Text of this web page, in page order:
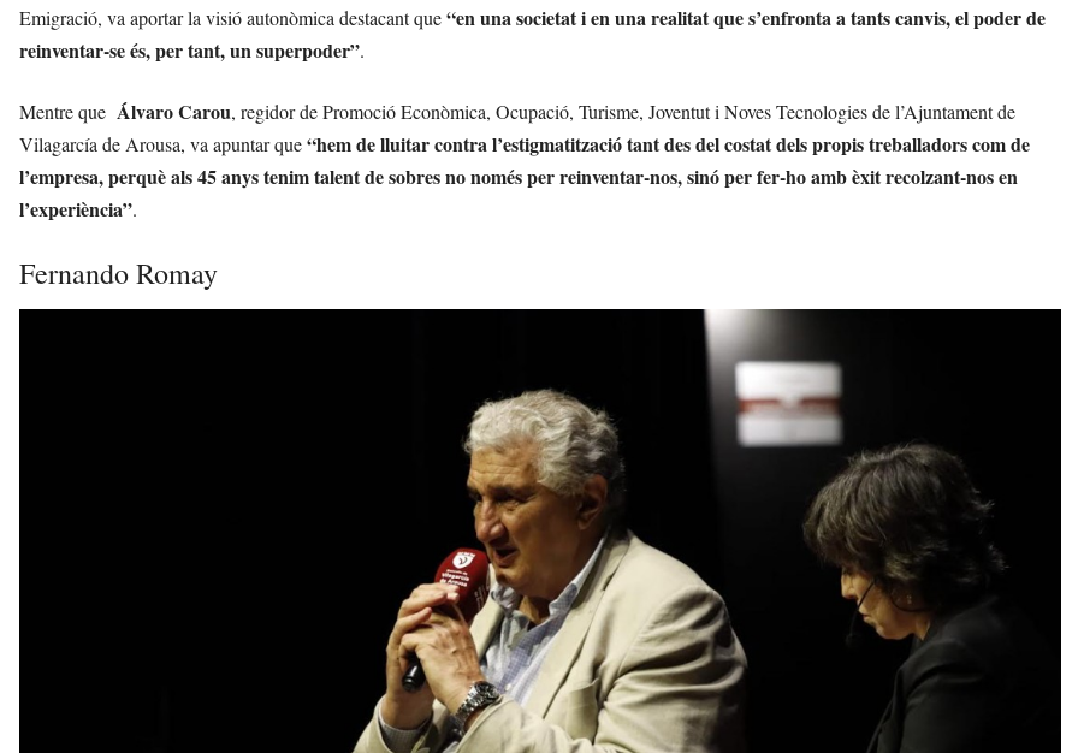
Emigració, va aportar la visió autonòmica destacant que“en una societat i en una realitat que s’enfronta a tants canvis, el poder de
reinventar-se és, per tant, un superpoder”.
Mentre que Álvaro Carou, regidor de Promoció Econòmica, Ocupació, Turisme, Joventut i Noves Tecnologies de l’Ajuntament de
Vilagarcía de Arousa, va apuntar que“hem de lluitar contra l’estigmatització tant des del costat dels propis treballadors com de
l’empresa, perquè als 45 anys tenim talent de sobres no només per reinventar-nos, sinó per fer-ho amb èxit recolzant-nos en
l’experiència”.
Fernando Romay